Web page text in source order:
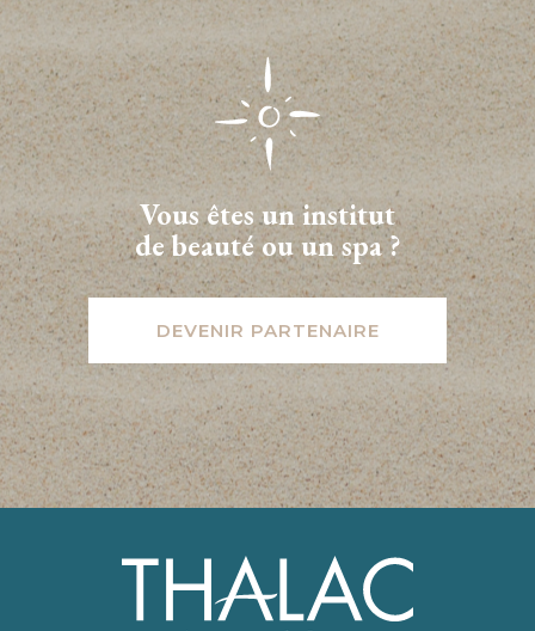
Vous êtes un institut
de beauté ou un spa ?
DEVENIR PARTENAIRE